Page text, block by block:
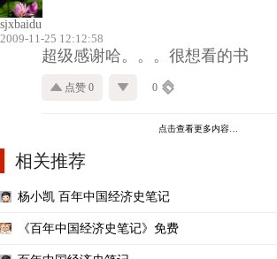
sjxbaidu
2009-11-25 12:12:58
超级感谢哈。。。很想看的书
点赞 0 0
点击查看更多内容…
相关推荐
杨小凯 百年中国经济史笔记
《百年中国经济史笔记》免费